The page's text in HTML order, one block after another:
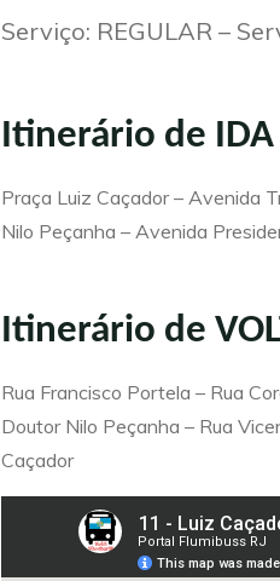
Serviço: REGULAR –
Itinerário de
Praça Luiz Caçador – Avenida
Nilo Peçanha – Avenida
Itinerário de
Rua Francisco Portela – Rua
Doutor Nilo Peçanha – Rua
Caçador